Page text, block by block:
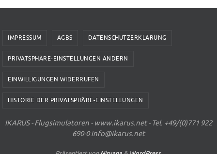
IMPRESSUM AGBS DATENSCHUTZERKLÄRUNG
PRIVATSPHÄRE-EINSTELLUNGEN ÄNDERN
EINWILLIGUNGEN WIDERRUFEN
HISTORIE DER PRIVATSPHÄRE-EINSTELLUNGEN
IKARUS - Flugsimulatoren - www.ikarus.net - Tel. +49/(0)771 922
690-0 info@ikarus.net